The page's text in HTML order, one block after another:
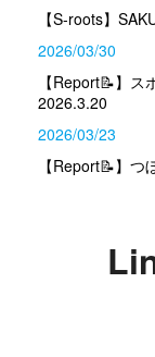
【S-roots】
2026/03/30
【Report📝】
2026.3.20
2026/03/23
【Report📝】